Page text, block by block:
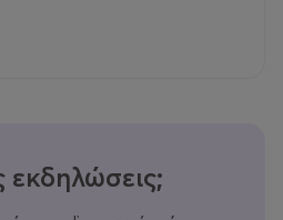
εκδηλώσεις;